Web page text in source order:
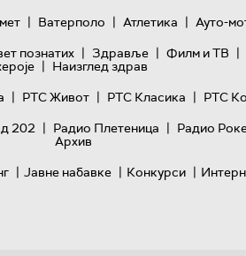
| Ватерполо | Атлетика | Ауто-
познатих | Здравље | Филм и ТВ |
| Наизглед здрав
| РТС Живот | РТС Класика | РТС
202 | Радио Плетеница | Радио
Архив
| Јавне набавке | Конкурси |